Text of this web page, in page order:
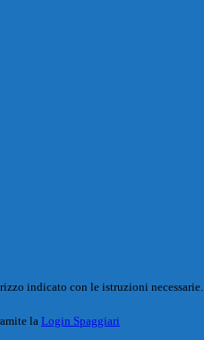
indicato con le istruzioni necessarie.
la Login Spaggiari